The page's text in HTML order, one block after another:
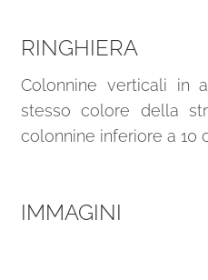
RINGHIERA
Colonnine verticali in
stesso colore della
colonnine inferiore a 10
IMMAGINI